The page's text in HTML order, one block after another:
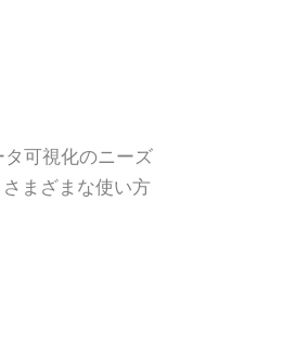
可視化のニーズ
まざまな使い方